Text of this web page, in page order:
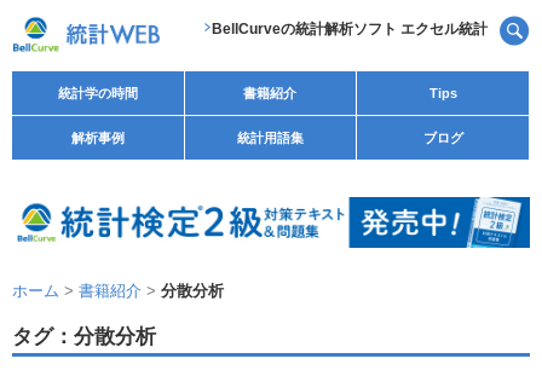
BellCurveの統計解析ソフト エクセル統計
統計学の時間 書籍紹介 Tips
解析事例 統計用語集 ブログ
ホーム > 書籍紹介 > 分散分析
タグ：分散分析